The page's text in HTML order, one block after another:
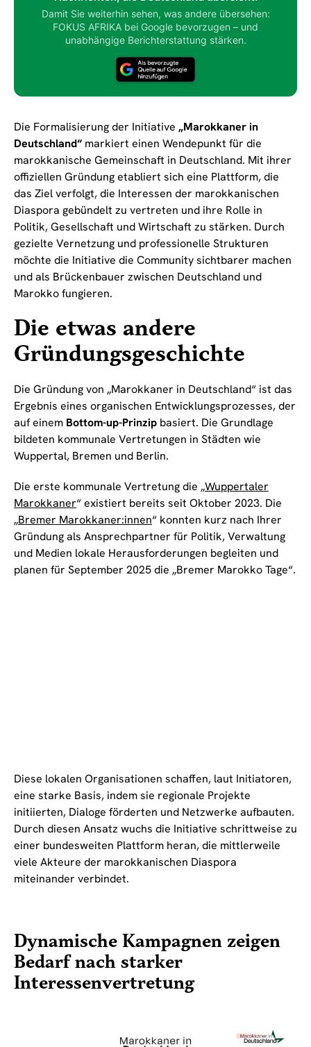
Damit Sie weiterhin sehen, was andere übersehen:
FOKUS AFRIKA bei Google bevorzugen – und
unabhängige Berichterstattung stärken.
Die Formalisierung der Initiative „Marokkaner in
Deutschland“ markiert einen Wendepunkt für die
marokkanische Gemeinschaft in Deutschland. Mit ihrer
offiziellen Gründung etabliert sich eine Plattform, die
das Ziel verfolgt, die Interessen der marokkanischen
Diaspora gebündelt zu vertreten und ihre Rolle in
Politik, Gesellschaft und Wirtschaft zu stärken. Durch
gezielte Vernetzung und professionelle Strukturen
möchte die Initiative die Community sichtbarer machen
und als Brückenbauer zwischen Deutschland und
Marokko fungieren.
Die etwas andere
Gründungsgeschichte
Die Gründung von „Marokkaner in Deutschland“ ist das
Ergebnis eines organischen Entwicklungsprozesses, der
auf einem Bottom-up-Prinzip basiert. Die Grundlage
bildeten kommunale Vertretungen in Städten wie
Wuppertal, Bremen und Berlin.
Die erste kommunale Vertretung die „Wuppertaler
Marokkaner“ existiert bereits seit Oktober 2023. Die
„Bremer Marokkaner:innen“ konnten kurz nach Ihrer
Gründung als Ansprechpartner für Politik, Verwaltung
und Medien lokale Herausforderungen begleiten und
planen für September 2025 die „Bremer Marokko Tage“.
Diese lokalen Organisationen schaffen, laut Initiatoren,
eine starke Basis, indem sie regionale Projekte
initiierten, Dialoge förderten und Netzwerke aufbauten.
Durch diesen Ansatz wuchs die Initiative schrittweise zu
einer bundesweiten Plattform heran, die mittlerweile
viele Akteure der marokkanischen Diaspora
miteinander verbindet.
Dynamische Kampagnen zeigen
Bedarf nach starker
Interessenvertretung